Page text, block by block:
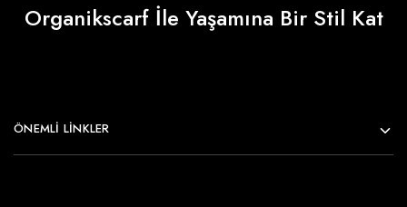
Organikscarf İle Yaşamına Bir Stil Kat
ÖNEMLI LINKLER